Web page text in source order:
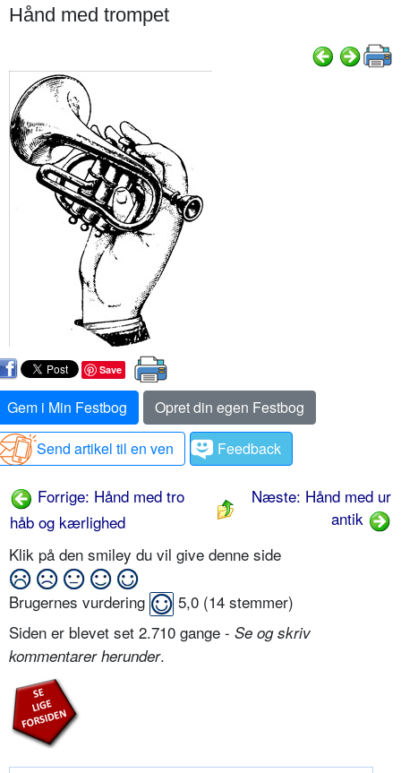
Hånd med trompet
Save
Gem i Min Festbog
Opret din egen Festbog
Send artikel til en ven
Feedback
Forrige: Hånd med tro
håb og kærlighed
Næste: Hånd med ur
antik
Klik på den smiley du vil give denne side
Brugernes vurdering 5,0 (14 stemmer)
Siden er blevet set 2.710 gange - Se og skriv
kommentarer herunder.